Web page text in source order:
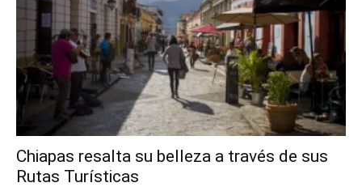
Chiapas resalta su belleza a través de sus
Rutas Turísticas